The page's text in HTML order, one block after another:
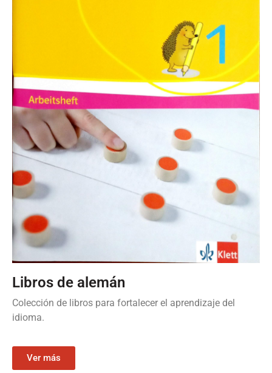
Libros de alemán
Colección de libros para fortalecer el aprendizaje del
idioma.
Ver más